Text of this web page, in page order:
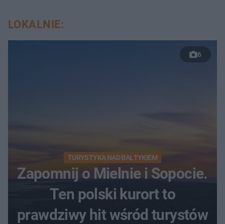
LOKALNIE:
6
TURYSTYKA NAD BAŁTYKIEM
Zapomnij o Mielnie i Sopocie.
Ten polski kurort to
prawdziwy hit wśród turystów